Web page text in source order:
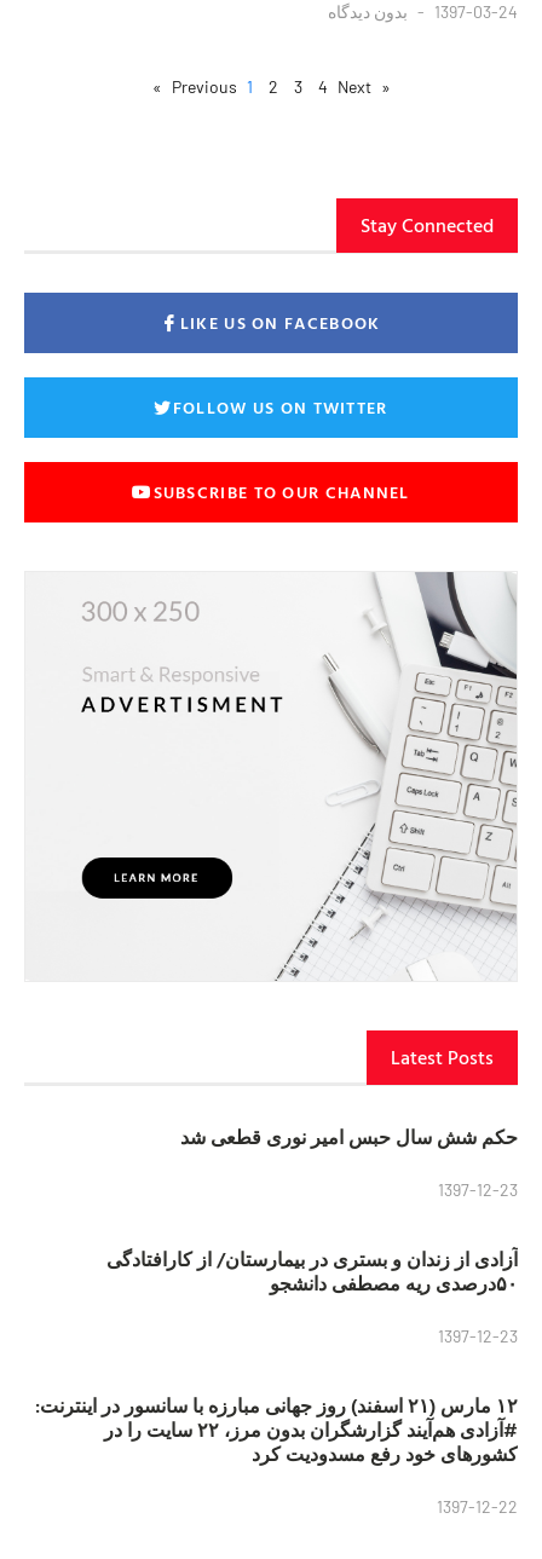
1397-03-24 بدون دیدگاه
« Previous
1 2 3 4 Next »
Stay Connected
LIKE US ON FACEBOOK
FOLLOW US ON TWITTER
SUBSCRIBE TO OUR CHANNEL
Latest Posts
حکم شش سال حبس امیر نوری قطعی شد
1397-12-23
آزادی از زندان و بستری در بیمارستان/ از کارافتادگی
۵۰درصدی ریه مصطفی دانشجو
1397-12-23
۱۲ مارس (۲۱ اسفند) روز جهانی مبارزه با سانسور در اینترنت:
#آزادی هم‌آیند گزارشگران‌ بدون مرز، ۲۲ سایت را در
کشورهای خود رفع مسدودیت کرد
1397-12-22